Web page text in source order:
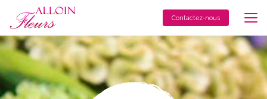
contenu
principal
Contactez-nous